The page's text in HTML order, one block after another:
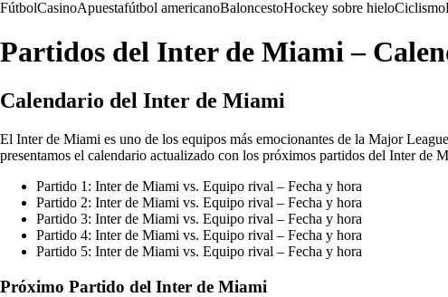
FútbolCasinoApuestafútbol americanoBaloncestoHockey sobre hieloCiclismo
Partidos del Inter de Miami –
Calendario del Inter de Miami
El Inter de Miami es uno de los equipos más emocionantes de la Major
presentamos el calendario actualizado con los próximos partidos del Inter de
Partido 1: Inter de Miami vs. Equipo rival – Fecha y hora
Partido 2: Inter de Miami vs. Equipo rival – Fecha y hora
Partido 3: Inter de Miami vs. Equipo rival – Fecha y hora
Partido 4: Inter de Miami vs. Equipo rival – Fecha y hora
Partido 5: Inter de Miami vs. Equipo rival – Fecha y hora
Próximo Partido del Inter de Miami